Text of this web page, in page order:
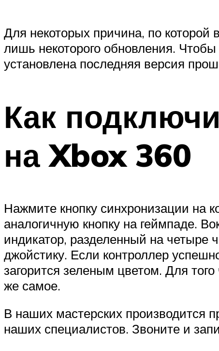
Для некоторых причина, по которой
лишь некоторого обновления.
установлена ​​последняя версия
Как
на Xbox 360
Нажмите кнопку синхронизации на
аналогичную кнопку на геймпаде.
индикатор, разделенный на четыре
джойстику. Если контроллер
загорится зеленым цветом. Для
же самое.
В наших мастерских производится
наших специалистов. Звоните и